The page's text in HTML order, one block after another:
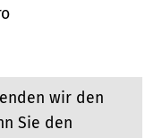
wir den
Sie den